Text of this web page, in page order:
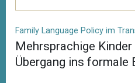
Family Language Policy im
Mehrsprachige
Übergang ins formale